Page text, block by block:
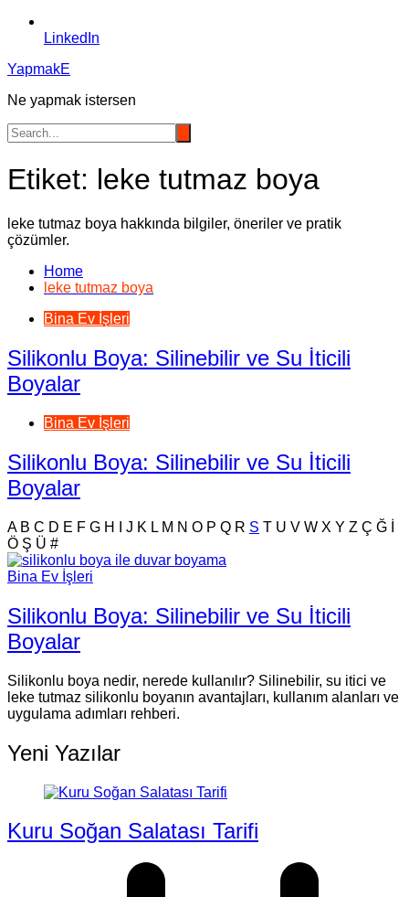
LinkedIn
YapmakE
Ne yapmak istersen
Etiket: leke tutmaz boya
leke tutmaz boya hakkında bilgiler, öneriler ve pratik
çözümler.
Home
leke tutmaz boya
Bina Ev İşleri
Silikonlu Boya: Silinebilir ve Su İticili
Boyalar
Bina Ev İşleri
Silikonlu Boya: Silinebilir ve Su İticili
Boyalar
A B C D E F G H J K L M N O P Q R S T U V W X Y Z Ç Ğ
Ö Ş Ü #
Bina Ev İşleri
Silikonlu Boya: Silinebilir ve Su İticili
Boyalar
Silikonlu boya nedir, nerede kullanılır? Silinebilir, su itici ve
leke tutmaz silikonlu boyanın avantajları, kullanım alanları ve
uygulama adımları rehberi.
Yeni Yazılar
Kuru Soğan Salatası Tarifi